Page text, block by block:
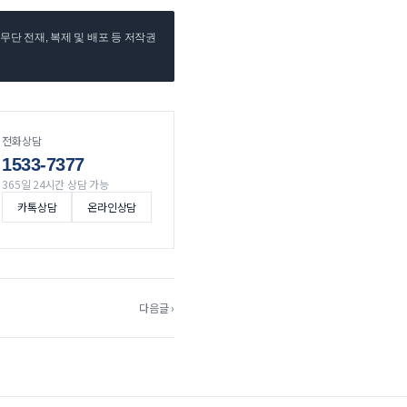
단 전재, 복제 및 배포 등 저작권
전화상담
1533-7377
365일 24시간 상담 가능
카톡상담
온라인상담
다음글 ›